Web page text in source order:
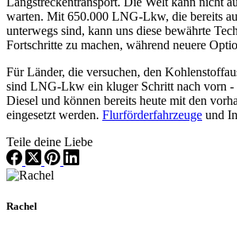
warten. Mit 650.000 LNG-Lkw, die bereits
unterwegs sind, kann uns diese bewährte
Fortschritte zu machen, während neuere
Für Länder, die versuchen, den
sind LNG-Lkw ein kluger Schritt nach vorn -
Diesel und können bereits heute mit den
eingesetzt werden. Flurförderfahrzeuge und
Teile deine Liebe
Rachel